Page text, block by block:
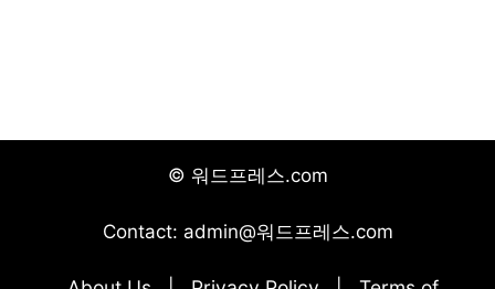
© 워드프레스.com
Contact: admin@워드프레스.com